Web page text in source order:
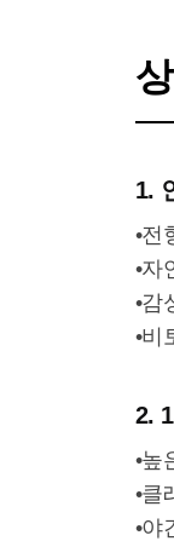
1.
•전
•자
•감
•비
2.
•높
•클
•야